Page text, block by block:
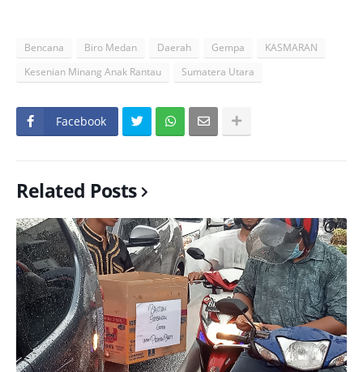
Bencana Biro Medan Daerah Gempa
KASMARAN
Kesenian Minang Anak Rantau
Sumatera Utara
Facebook
Related Posts